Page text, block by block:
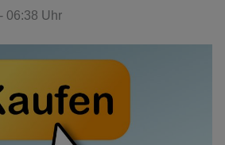
06:38 Uhr